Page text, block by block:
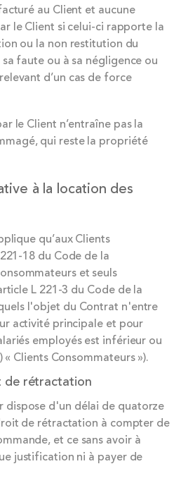
au Client et aucune
le Client si celui-ci rapporte la
ou la non restitution du
faute ou à sa négligence ou
d’un cas de force
le Client n’entraîne pas la
qui reste la propriété
à la location des
qu’aux Clients
18 du Code de la
et seuls
L 221-3 du Code de la
l'objet du Contrat n'entre
activité principale et pour
employés est inférieur ou
Clients Consommateurs »).
de rétractation
dispose d'un délai de quatorze
de rétractation à compter de
et ce sans avoir à
justification ni à payer de